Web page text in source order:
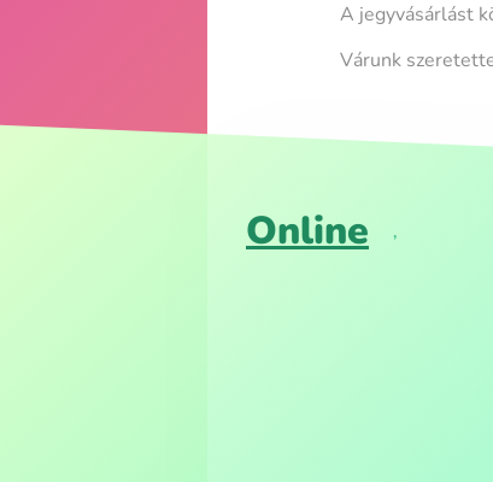
A jegyvásárlást
Várunk
Online ,